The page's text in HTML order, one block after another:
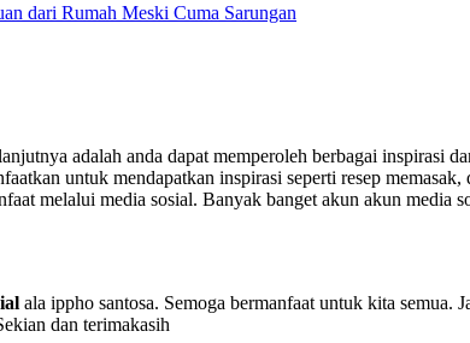
dari Rumah Meski Cuma Sarungan
adalah anda dapat memperoleh berbagai inspirasi
untuk mendapatkan inspirasi seperti resep
melalui media sosial. Banyak banget akun akun media
ala ippho santosa. Semoga bermanfaat untuk kita semua.
dan terimakasih